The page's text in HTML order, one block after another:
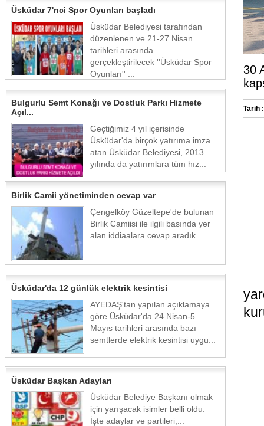
Üsküdar 7'nci Spor Oyunları başladı
Üsküdar Belediyesi tarafından
düzenlenen ve 21-27 Nisan
tarihleri arasında
gerçekleştirilecek ''Üsküdar Spor
Oyunları'' ...
Bulgurlu Semt Konağı ve Dostluk Parkı Hizmete
Açıl...
Geçtiğimiz 4 yıl içerisinde
Üsküdar'da birçok yatırıma imza
atan Üsküdar Belediyesi, 2013
yılında da yatırımlara tüm hız...
Birlik Camii yönetiminden cevap var
Çengelköy Güzeltepe'de bulunan
Birlik Camiisi ile ilgili basında yer
alan iddiaalara cevap aradık......
Üsküdar'da 12 günlük elektrik kesintisi
AYEDAŞ'tan yapılan açıklamaya
göre Üsküdar'da 24 Nisan-5
Mayıs tarihleri arasında bazı
semtlerde elektrik kesintisi uygu...
Üsküdar Başkan Adayları
Üsküdar Belediye Başkanı olmak
için yarışacak isimler belli oldu.
İşte adaylar ve partileri;...
30
Tarih :